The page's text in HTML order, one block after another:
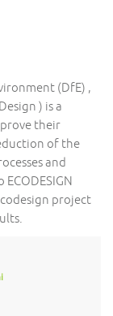
(DfE) ,
) is a
their
of the
and
project